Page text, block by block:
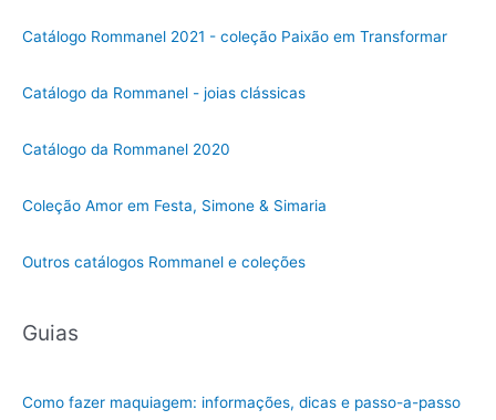
Catálogo Rommanel 2021 - coleção Paixão em Transformar
Catálogo da Rommanel - joias clássicas
Catálogo da Rommanel 2020
Coleção Amor em Festa, Simone & Simaria
Outros catálogos Rommanel e coleções
Guias
Como fazer maquiagem: informações, dicas e passo-a-passo